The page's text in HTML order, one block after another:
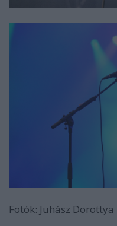
Fotók: Juhász Dorottya